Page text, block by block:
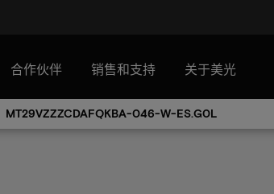
合作伙伴 销售和支持 关于美光
MT29VZZZCDAFQKBA-046-W-ES.G0L